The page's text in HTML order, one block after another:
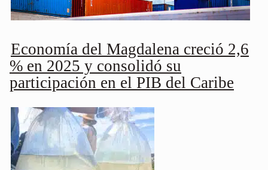
Economía del Magdalena creció 2,6
% en 2025 y consolidó su
participación en el PIB del Caribe